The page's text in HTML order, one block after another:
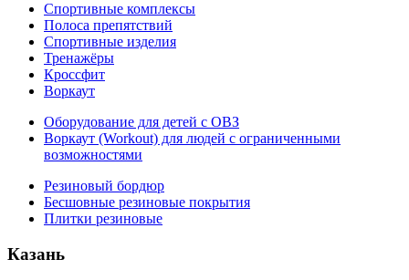
Спортивные комплексы
Полоса препятствий
Спортивные изделия
Тренажёры
Кроссфит
Воркаут
Оборудование для детей с ОВЗ
Воркаут (Workout) для людей с ограниченными
возможностями
Резиновый бордюр
Бесшовные резиновые покрытия
Плитки резиновые
Казань